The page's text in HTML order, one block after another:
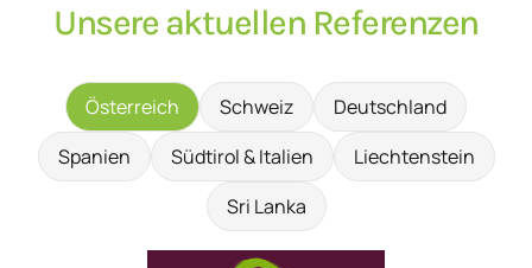
Unsere aktuellen Referenzen
Österreich Schweiz
Deutschland
Spanien
Südtirol & Italien
Liechtenstein
Sri Lanka